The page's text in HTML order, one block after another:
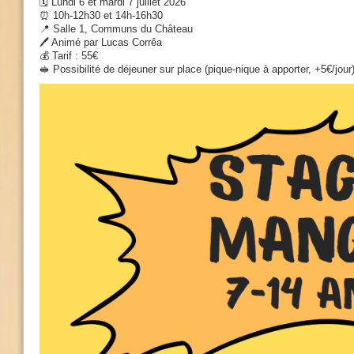
⏰ 10h-12h30 et 14h-16h30
📍 Salle 1, Communs du Château
🖊️ Animé par Lucas Corrêa
💰 Tarif : 55€
🥪 Possibilité de déjeuner sur place (pique-nique à apporter, +5€/jour)